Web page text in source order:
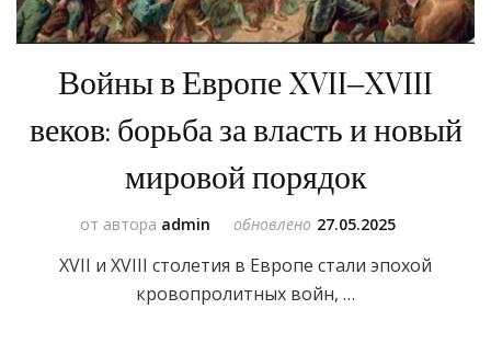
Войны в Европе XVII–XVIII
веков: борьба за власть и новый
мировой порядок
от автора admin обновлено 27.05.2025
XVII и XVIII столетия в Европе стали эпохой
кровопролитных войн, …